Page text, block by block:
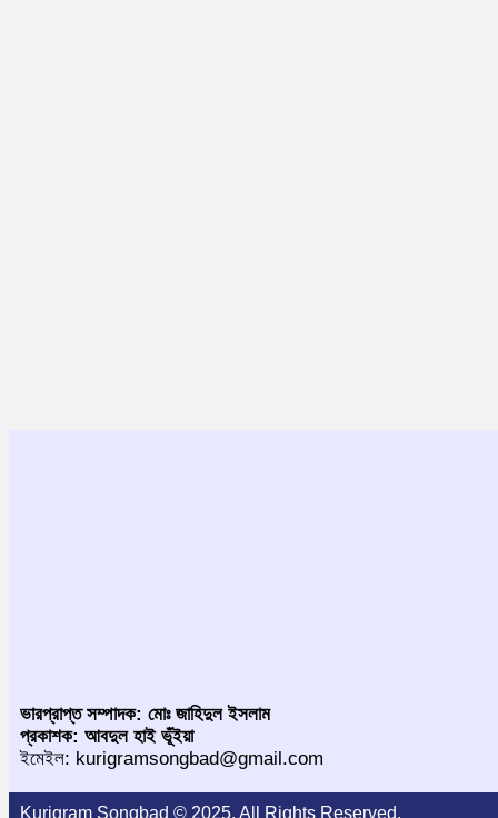
ভারপ্রাপ্ত সম্পাদক: মোঃ জাহিদুল ইসলাম
প্রকাশক: আবদুল হাই ভূঁইয়া
ইমেইল: kurigramsongbad@gmail.com
Kurigram Songbad © 2025. All Rights Reserved.